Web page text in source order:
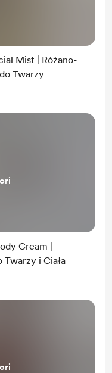
Mist | Różano-
Twarzy
Cream |
i Ciała